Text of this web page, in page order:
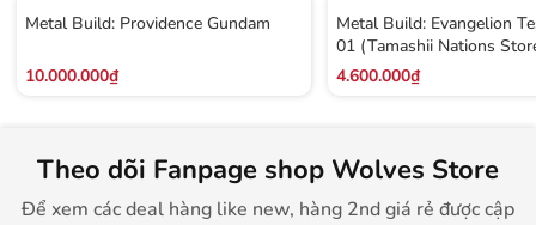
Metal Build: Providence Gundam
10.000.000₫
Metal Build: Evangelion
01 (Tamashii Nations
4.600.000₫
Theo dõi Fanpage shop Wolves Store
Để xem các deal hàng like new, hàng 2nd giá rẻ được cập